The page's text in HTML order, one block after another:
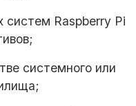
систем Raspberry Pi
системного или